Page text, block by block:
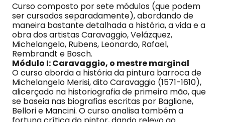
Curso composto por sete módulos (que podem
ser cursados separadamente), abordando de
maneira bastante detalhada a história, a vida e a
obra dos artistas Caravaggio, Velázquez,
Michelangelo, Rubens, Leonardo, Rafael,
Rembrandt e Bosch.
Módulo I: Caravaggio, o mestre marginal
O curso aborda a história da pintura barroca de
Michelangelo Merisi, dito Caravaggio (1571-1610),
alicerçado na historiografia de primeira mão, que
se baseia nas biografias escritas por Baglione,
Bellori e Mancini. O curso analisa também a